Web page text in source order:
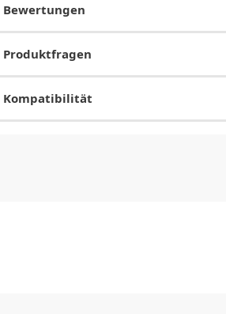
Bewertungen
Produktfragen
Kompatibilität